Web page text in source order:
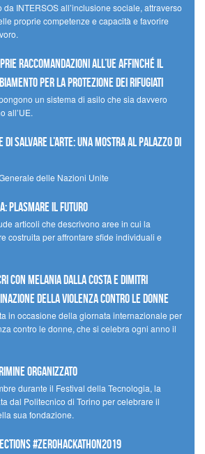
INTERSOS all’inclusione sociale, attraverso
proprie competenze e capacità e favorire
raccomandazioni all’UE affinché il
per la protezione dei rifugiati
un sistema di asilo che sia davvero
all’UE.
di salvare l’arte: una mostra al Palazzo di
delle Nazioni Unite
plasmare il futuro
articoli che descrivono aree in cui la
costruita per affrontare sfide individuali e
con Melania Dalla Costa e Dimitri
della violenza contro le donne
in occasione della giornata internazionale per
contro le donne, che si celebra ogni anno il
organizzato
durante il Festival della Tecnologia, la
dal Politecnico di Torino per celebrare il
sua fondazione.
#ZEROHackathon2019